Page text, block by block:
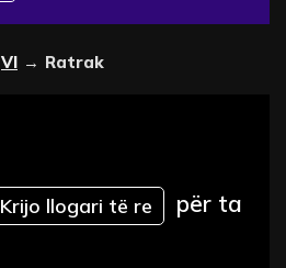
VI → Ratrak
Krijo llogari të re
për ta